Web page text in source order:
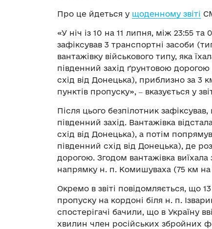
Про це йдеться у щоденному звіті
«У ніч із 10 на 11 липня, між 23:55
зафіксував 3 транспортні засоби
вантажівку військового типу, яка
південний захід ґрунтовою
схід від Донецька), приблизно за 3
пунктів пропуску», ‒ вказується у
Після цього безпілотник
південний захід. Вантажівка
схід від Донецька), а потім
південний схід від Донецька), де
дорогою. Згодом вантажівка
напрямку н. п. Комишуваха (75 км на
Окремо в звіті повідомляється, що
пропуску на кордоні біля н. п.
спостерігачі бачили, що в Україну
хвилин член російських збройних